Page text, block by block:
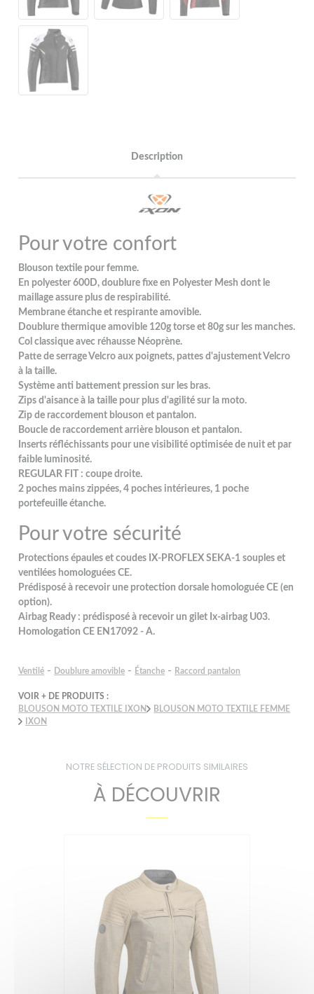
Description
Pour votre confort
Blouson textile pour femme.
En polyester 600D, doublure fixe en Polyester Mesh dont le
maillage assure plus de respirabilité.
Membrane étanche et respirante amovible.
Doublure thermique amovible 120g torse et 80g sur les manches.
Col classique avec réhausse Néoprène.
Patte de serrage Velcro aux poignets, pattes d'ajustement Velcro
à la taille.
Système anti battement pression sur les bras.
Zips d'aisance à la taille pour plus d'agilité sur la moto.
Zip de raccordement blouson et pantalon.
Boucle de raccordement arrière blouson et pantalon.
Inserts réfléchissants pour une visibilité optimisée de nuit et par
faible luminosité.
REGULAR FIT : coupe droite.
2 poches mains zippées, 4 poches intérieures, 1 poche
portefeuille étanche.
Pour votre sécurité
Protections épaules et coudes IX-PROFLEX SEKA-1 souples et
ventilées homologuées CE.
Prédisposé à recevoir une protection dorsale homologuée CE (en
option).
Airbag Ready : prédisposé à recevoir un gilet Ix-airbag U03.
Homologation CE EN17092 - A.
Ventilé - Doublure amovible - Étanche - Raccord pantalon
VOIR + DE PRODUITS :
BLOUSON MOTO TEXTILE IXON
BLOUSON MOTO TEXTILE FEMME
IXON
NOTRE SÉLECTION DE PRODUITS SIMILAIRES
À DÉCOUVRIR